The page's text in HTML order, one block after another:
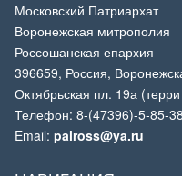
Московский Патриархат
Воронежская митрополия
Россошанская епархия
396659, Россия,
Октябрьская пл. 19а
Телефон: 8-(47396)-5-85-
Email: palross@ya.ru